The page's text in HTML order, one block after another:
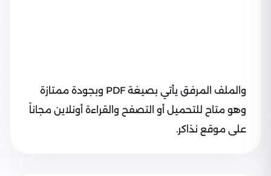
والملف المرفق يأتي بصيغة PDF وبجودة ممتازة
وهو متاح للتحميل أو التصفح والقراءة أونلاين مجاناً
على موقع نذاكر.